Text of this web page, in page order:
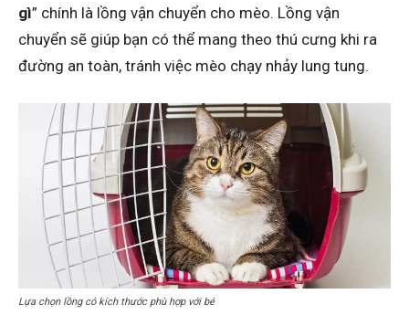
gì” chính là lồng vận chuyển cho mèo. Lồng vận
chuyển sẽ giúp bạn có thể mang theo thú cưng khi ra
đường an toàn, tránh việc mèo chạy nhảy lung tung.
Lựa chọn lồng có kích thước phù hợp với bé